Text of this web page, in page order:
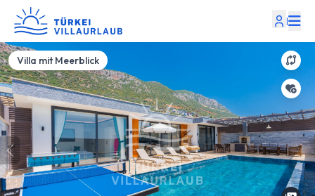
|
Villa mit Meerblick